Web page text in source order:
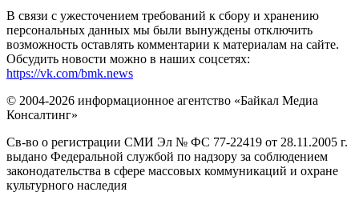
В связи с ужесточением требований к сбору и хранению
персональных данных мы были вынуждены отключить
возможность оставлять комментарии к материалам на сайте.
Обсудить новости можно в наших соцсетях:
https://vk.com/bmk.news
© 2004-2026 информационное агентство «Байкал Медиа
Консалтинг»
Св-во о регистрации СМИ Эл № ФС 77-22419 от 28.11.2005 г.
выдано Федеральной службой по надзору за соблюдением
законодательства в сфере массовых коммуникаций и охране
культурного наследия